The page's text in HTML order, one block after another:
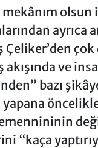
ayrıca
Çeliker’den
ve
bazı
“kaça